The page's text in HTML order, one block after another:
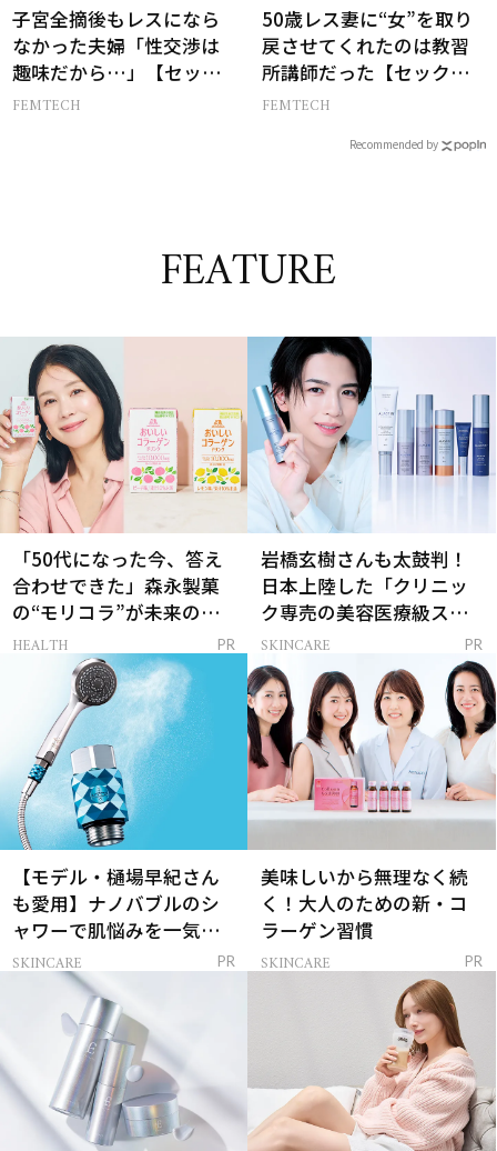
子宮全摘後もレスになら
なかった夫婦「性交渉は
趣味だから…」【セック
スレス AND THE CITY -女
FEMTECH
50歳レス妻に“女”を取り
戻させてくれたのは教習
所講師だった【セックス
レス AND THE CITY -女た
FEMTECH
Recommended by
FEATURE
「50代になった今、答え
合わせできた」森永製菓
の“モリコラ”が未来のキ
レイを連れてくる！
HEALTH PR
岩橋玄樹さんも太鼓判！
日本上陸した「クリニッ
ク専売の美容医療級スキ
ンケア」
SKINCARE PR
【モデル・樋場早紀さん
も愛用】ナノバブルのシ
ャワーで肌悩みを一気に
解決
SKINCARE PR
美味しいから無理なく続
く！大人のための新・コ
ラーゲン習慣
SKINCARE PR